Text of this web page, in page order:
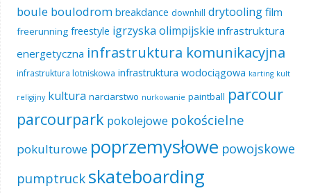
boule boulodrom breakdance downhill drytooling film
freerunning freestyle igrzyska olimpijskie infrastruktura
energetyczna infrastruktura komunikacyjna
infrastruktura lotniskowa infrastruktura wodociągowa karting kult
religijny kultura narciarstwo nurkowanie paintball parcour
parcourpark pokolejowe pokościelne
pokulturowe poprzemysłowe powojskowe
pumptruck skateboarding